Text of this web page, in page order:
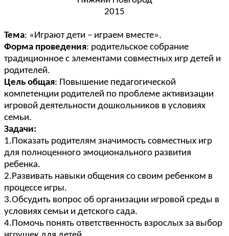
2015
Тема: «Играют дети – играем вместе».
Форма проведения: родительское собрание
традиционное с элементами совместных игр детей и
родителей.
Цель общая: Повышение педагогической
компетенции родителей по проблеме активизации
игровой деятельности дошкольников в условиях
семьи.
Задачи:
1.Показать родителям значимость совместных игр
для полноценного эмоционального развития
ребенка.
2.Развивать навыки общения со своим ребенком в
процессе игры.
3.Обсудить вопрос об организации игровой среды в
условиях семьи и детского сада.
4.Помочь понять ответственность взрослых за выбор